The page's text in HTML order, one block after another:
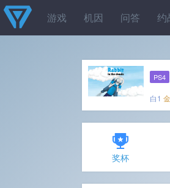
游戏 机因 问答 约
PS4
白1
奖杯